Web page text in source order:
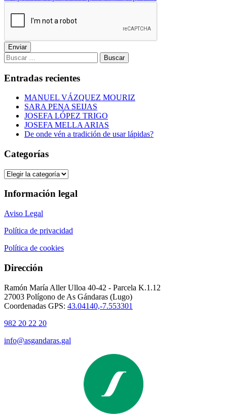
Enviar
Buscar:
Entradas recientes
MANUEL VÁZQUEZ MOURIZ
SARA PENA SEIJAS
JOSEFA LÓPEZ TRIGO
JOSEFA MELLA ARIAS
De onde vén a tradición de usar lápidas?
Categorías
Categorías
Información legal
Aviso Legal
Política de privacidad
Política de cookies
Dirección
Ramón María Aller Ulloa 40-42 - Parcela K.1.12
27003 Polígono de As Gándaras (Lugo)
Coordenadas GPS: 43.04140,-7.553301
982 20 22 20
info@asgandaras.gal